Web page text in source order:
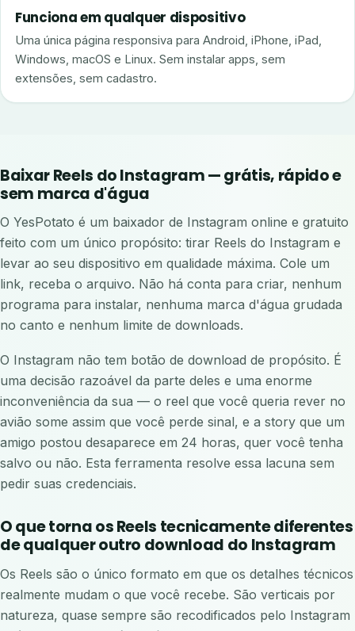
Funciona em qualquer dispositivo
Uma única página responsiva para Android, iPhone, iPad,
Windows, macOS e Linux. Sem instalar apps, sem
extensões, sem cadastro.
Baixar Reels do Instagram — grátis, rápido e
sem marca d'água
O YesPotato é um baixador de Instagram online e gratuito
feito com um único propósito: tirar Reels do Instagram e
levar ao seu dispositivo em qualidade máxima. Cole um
link, receba o arquivo. Não há conta para criar, nenhum
programa para instalar, nenhuma marca d'água grudada
no canto e nenhum limite de downloads.
O Instagram não tem botão de download de propósito. É
uma decisão razoável da parte deles e uma enorme
inconveniência da sua — o reel que você queria rever no
avião some assim que você perde sinal, e a story que um
amigo postou desaparece em 24 horas, quer você tenha
salvo ou não. Esta ferramenta resolve essa lacuna sem
pedir suas credenciais.
O que torna os Reels tecnicamente diferentes
de qualquer outro download do Instagram
Os Reels são o único formato em que os detalhes técnicos
realmente mudam o que você recebe. São verticais por
natureza, quase sempre são recodificados pelo Instagram